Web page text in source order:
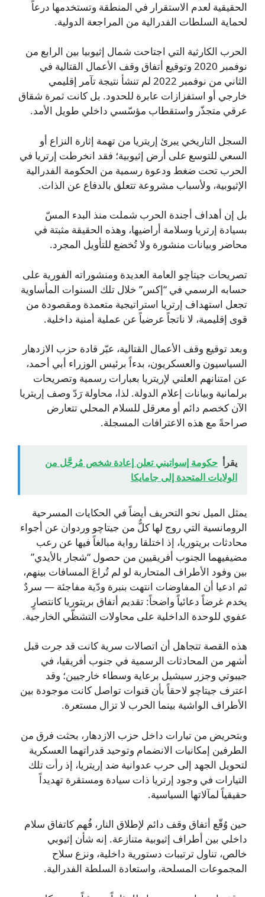
الحقيقية لعدم الاستقرار في المنطقة وتستخدمها درعاً
لحماية السلطات الفدرالية من المراجعة الدولية.
الحرب الكارثية التي اجتاحت شمال إثيوبيا بين الرابع من
نوفمبر 2020 وتوقيع أتفاق وقف الأعمال القتالية في
الثاني من نوفمبر 2022 لم تنشأ نتيجة تآمر إقليمي
خارجي أو استفزازات عابرة للحدود. بل كانت ثمرة شقاق
عرقي متجذّر واستقطاب مؤسّسي داخلي طويل الأمد.
السجل التاريخي يبرئ إريتريا من تهمة إثارة النزاع أو
السعي للتوسع على أرض إثيوبية؛ فقد انخرطت إرتريا في
الحرب تحت ضغط ودعوة رسمية من الحكومة الفدرالية
الإثيوبية، ولأسباب مشروعة تتعلق بالدفاع عن الذات.
بل إن أهداف أجندة الحرب شملت منذ البدء المسّ
بسيادة إرتريا وسلامة أراضيها، وهذه الحقيقة مثبتة في
محاضر وبيانات منشورة ولا تُخضع للتأويل المجرد.
تصريحات جيتاچو العامة العديدة ومنشوراته الفورية على
حسابه الرسمي في “إكس” خلال تلك السنوات المأساوية
تجعل استهداف إرتريا استراتيجية متعمدة ومقصودة من
قوى إقليمية، لا ناتجاً عرضياً عن عملية أمنية داخلية.
وبعد توقيع وقف الأعمال القتالية، عبّر قادة حزب الازدهار
السياسيون والعسكريون، بدءاً برئيس الوزراء أبي أحمد،
عن امتنانهم العلني لإريتريا بعبارات رسمية وتصريحات
برلمانية وبيانات إعلام الدولة. لذا، محاولة رَدّ وصف إريتريا
الآن كخصم دائم أو معرقل للسلام المحلي تتعارض
صراحةً مع هذه الاعترافات المسجلة.
يقرأ حكومة إسواتيني تعلن إعادة شخص مُرحَّل من
الولايات المتحدة إلى جامايكا
يمثل الميل نحو التحريف أيضاً في الحكايات المسرحية
الرومانسية التي روج لها كلٌّ من جيتاچو وردوان عن أجواء
محادثات بريتوريا، إذ اختلقا رواية مبالغاً فيها عن رعب
مضيفيهما الجنوب أفريقيين من حصول “شجار بالأيدي”
بين وفود الأطراف المتحاربة لو لم تُراعَ المسافات بينهم،
ثم ادعيا أن المفاوضات انتهت بنبرة ودّية مفاجئة — سردٌ
يخدم غرضاً دعائياً واضحاً: تقديم أتفاق بريتوريا كانتصارٍ
عفوي للوحدة الداخلية على محاولات التشظّي الخارجية.
هذه القصة تتجاهل أن اتصالات سرية كانت قد جرت قبل
أشهر من المحادثات الرسمية في جنوب أفريقيا، في
جيبوتي وجزر سيشيل برعاية وسطاء خارجيين؛ وقد
اعترف جيتاچو لاحقاً بأن قنوات تواصل كانت موجودة بين
الأطراف الواشية بينما الحرب لا تزال مستعرة.
وبتحريض من تيارات داخل حزب الازدهار، بحثت فرق من
الطرفين إمكانيات الانضمام وتوحيد قدراتهما العسكرية
لتحويل الجهد إلى حرب عدوانية ضد إريتريا، إذ رأت تلك
التيارات في وجود إرتريا ذات سيادة ومستقرة تهديداً
حقيقياً لمآلاتها السياسية.
حين وُقّع أتفاق وقف دائم لإطلاق النار، فُهم كاتفاق سلام
داخلي بين أطراف إثيوبية متنازعة. إنه شأن إثيوبي
خالص، تناول ترتيبات دستورية داخلية، ونزع سلاح
المجموعات المسلحة، واستعادة السلطة الفدرالية.